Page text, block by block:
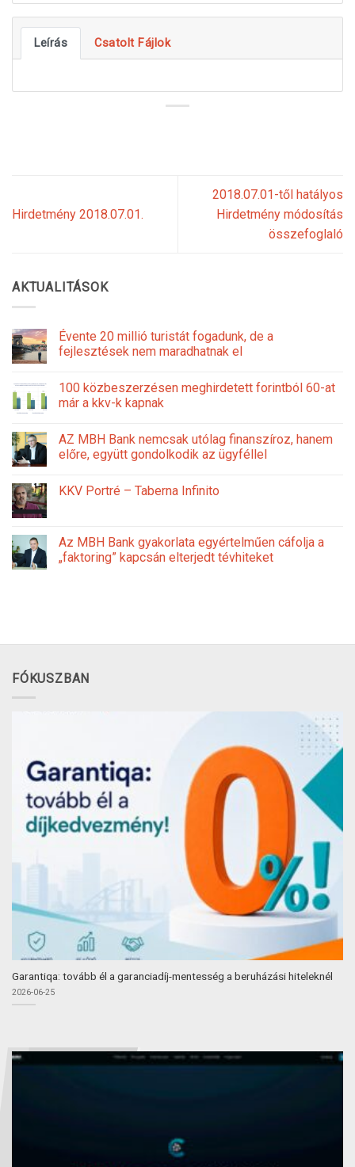
Leírás Csatolt Fájlok
Hirdetmény 2018.07.01.
2018.07.01-től hatályos
Hirdetmény módosítás
összefoglaló
AKTUALITÁSOK
Évente 20 millió turistát fogadunk, de a
fejlesztések nem maradhatnak el
100 közbeszerzésen meghirdetett forintból 60-at
már a kkv-k kapnak
AZ MBH Bank nemcsak utólag finanszíroz, hanem
előre, együtt gondolkodik az ügyféllel
KKV Portré – Taberna Infinito
Az MBH Bank gyakorlata egyértelműen cáfolja a
„faktoring” kapcsán elterjedt tévhiteket
FÓKUSZBAN
Garantiqa: tovább él a garanciadíj-mentesség a beruházási hiteleknél
2026-06-25